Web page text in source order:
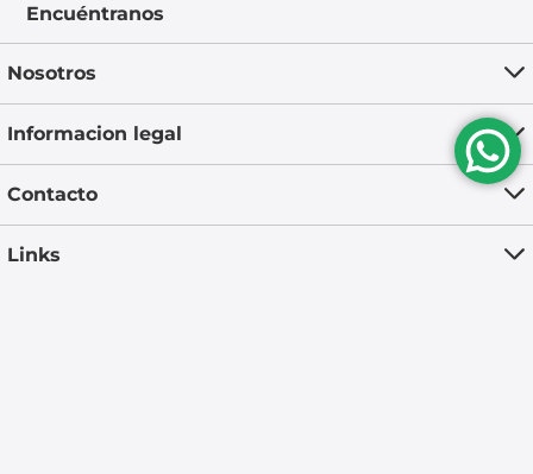
Encuéntranos
Nosotros
Informacion legal
Contacto
Links